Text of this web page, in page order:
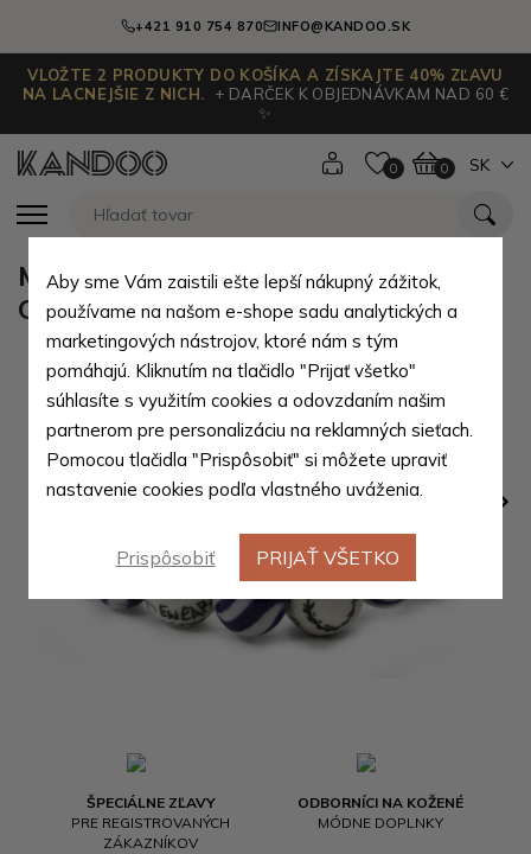
+421 910 754 870 INFO@KANDOO.SK
VLOŽTE 2 PRODUKTY DO KOŠÍKA A ZÍSKAJTE 40% ZĽAVU
NA LACNEJŠIE Z NICH.
+ DARČEK K OBJEDNÁVKAM NAD 60 €
✨
0 0 SK
ŠPECIÁLNE ZĽAVY
PRE REGISTROVANÝCH
ZÁKAZNÍKOV
ODBORNÍCI NA KOŽENÉ
MÓDNE DOPLNKY
Modrobiely dámsky náramok
Orlaya
Aby sme Vám zaistili ešte lepší nákupný zážitok,
používame na našom e-shope sadu analytických a
marketingových nástrojov, ktoré nám s tým
pomáhajú. Kliknutím na tlačidlo "Prijať všetko"
súhlasíte s využitím cookies a odovzdaním našim
partnerom pre personalizáciu na reklamných sieťach.
Pomocou tlačidla "Prispôsobiť" si môžete upraviť
nastavenie cookies podľa vlastného uváženia.
Prispôsobiť PRIJAŤ VŠETKO